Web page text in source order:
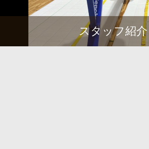
スタッフ紹介